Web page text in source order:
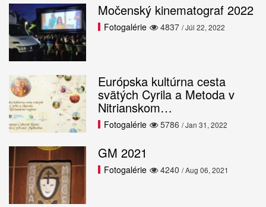
Močenský kinematograf 2022
4837
Fotogalérie / Júl 22, 2022
Európska kultúrna cesta
svätých Cyrila a Metoda v
Nitrianskom…
5786
Fotogalérie / Jan 31, 2022
GM 2021
4240
Fotogalérie / Aug 06, 2021